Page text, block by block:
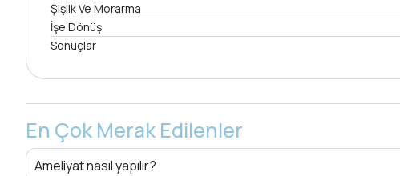
Şişlik Ve Morarma
İşe Dönüş
Sonuçlar
En Çok Merak Edilenler
Ameliyat nasıl yapılır?